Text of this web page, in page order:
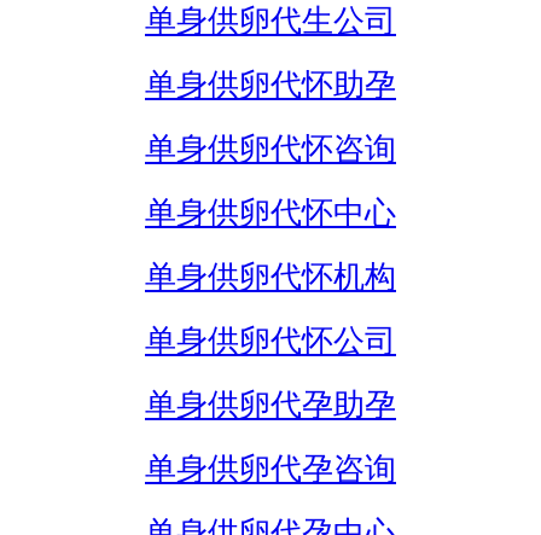
单身供卵代生公司
单身供卵代怀助孕
单身供卵代怀咨询
单身供卵代怀中心
单身供卵代怀机构
单身供卵代怀公司
单身供卵代孕助孕
单身供卵代孕咨询